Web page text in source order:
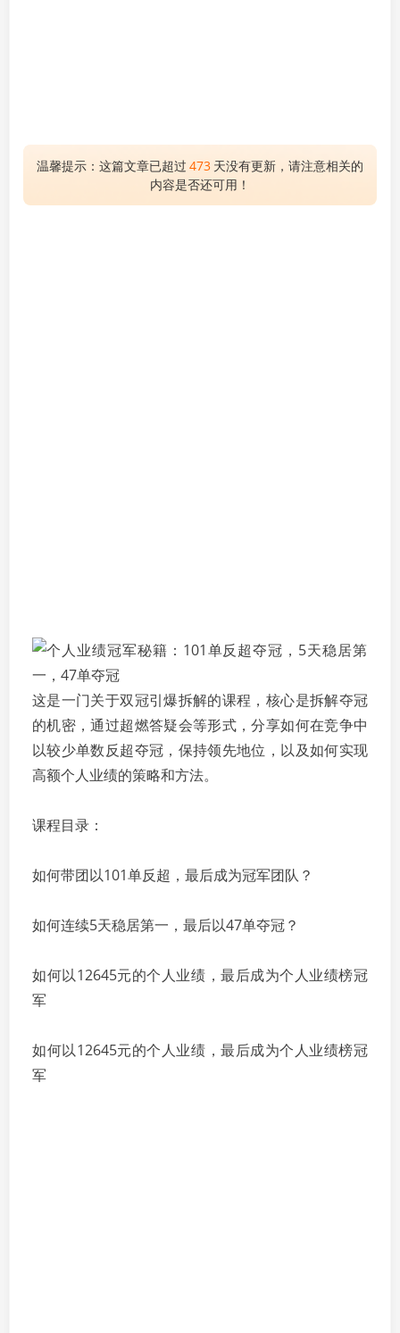
温馨提示：这篇文章已超过 473 天没有更新，请注意相关的
内容是否还可用！
这是一门关于双冠引爆拆解的课程，核心是拆解夺冠
的机密，通过超燃答疑会等形式，分享如何在竞争中
以较少单数反超夺冠，保持领先地位，以及如何实现
高额个人业绩的策略和方法。
课程目录：
如何带团以101单反超，最后成为冠军团队？
如何连续5天稳居第一，最后以47单夺冠？
如何以12645元的个人业绩，最后成为个人业绩榜冠
军
如何以12645元的个人业绩，最后成为个人业绩榜冠
军